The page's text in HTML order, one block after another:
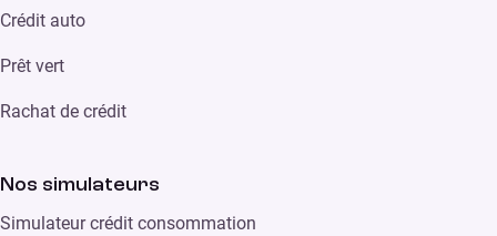
Crédit auto
Prêt vert
Rachat de crédit
Nos simulateurs
Simulateur crédit consommation